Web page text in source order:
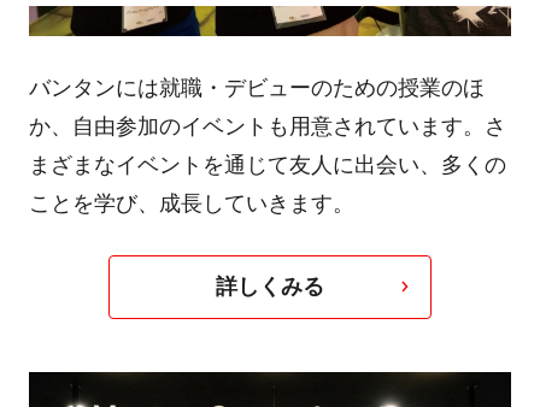
バンタンには就職・デビューのための授業のほ
か、自由参加のイベントも用意されています。さ
まざまなイベントを通じて友人に出会い、多くの
ことを学び、成長していきます。
詳しくみる